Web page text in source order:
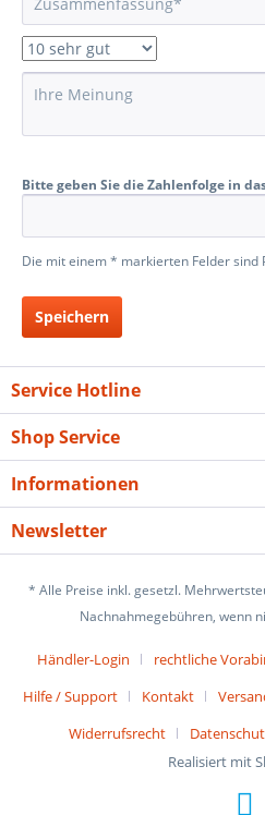
Bitte geben Sie die Zahlenfolge in
Die mit einem * markierten Felder sind
Speichern
Service Hotline
Shop Service
Informationen
Newsletter
* Alle Preise inkl. gesetzl.
Nachnahmegebühren, wenn
Händler-Login rechtliche
Hilfe / Support
Kontakt
Widerrufsrecht
Realisiert mit